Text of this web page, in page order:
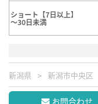
ショート【7日以上】
～30日未満
新潟県 新潟市中央区
お問合わせ